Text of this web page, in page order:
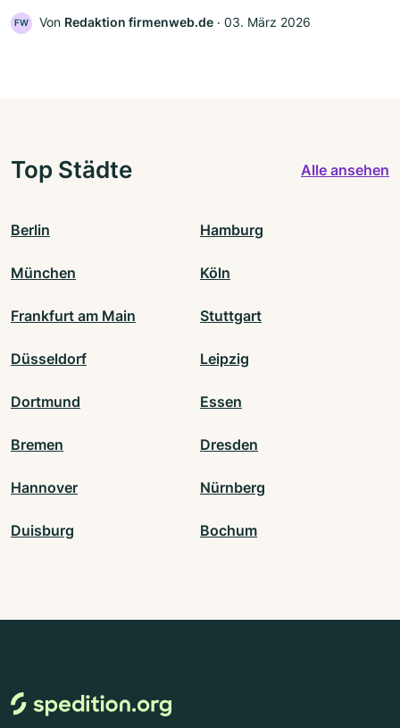
FW Von Redaktion firmenweb.de ‧ 03. März 2026
Top Städte Alle ansehen
Berlin Hamburg
München Köln
Frankfurt am Main Stuttgart
Düsseldorf Leipzig
Dortmund Essen
Bremen Dresden
Hannover Nürnberg
Duisburg Bochum